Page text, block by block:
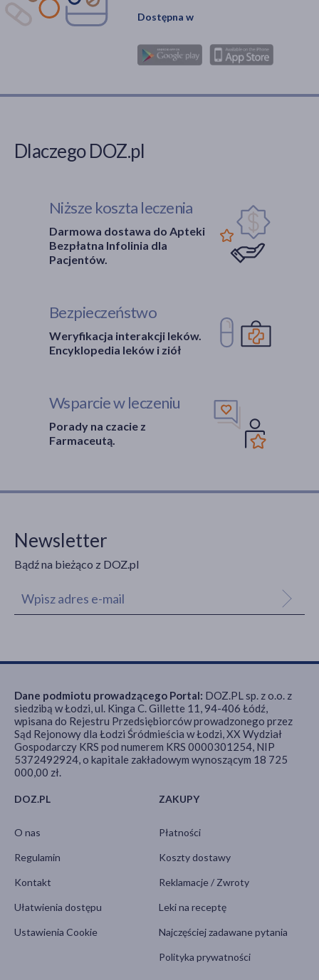
Dostępna w
Dlaczego DOZ.pl
Niższe koszta leczenia
Darmowa dostawa do Apteki
Bezpłatna Infolinia dla
Pacjentów.
Bezpieczeństwo
Weryfikacja interakcji leków.
Encyklopedia leków i ziół
Wsparcie w leczeniu
Porady na czacie z
Farmaceutą.
Newsletter
Bądź na bieżąco z DOZ.pl
DOZ.PL
O nas
Regulamin
Kontakt
Ułatwienia dostępu
Ustawienia Cookie
ZAKUPY
Płatności
Koszty dostawy
Reklamacje / Zwroty
Leki na receptę
Najczęściej zadawane pytania
Polityka prywatności
Dane podmiotu prowadzącego Portal: DOZ.PL sp. z o.o. z
siedzibą w Łodzi, ul. Kinga C. Gillette 11, 94-406 Łódź,
wpisana do Rejestru Przedsiębiorców prowadzonego przez
Sąd Rejonowy dla Łodzi Śródmieścia w Łodzi, XX Wydział
Gospodarczy KRS pod numerem KRS 0000301254, NIP
5372492924, o kapitale zakładowym wynoszącym 18 725
000,00 zł.